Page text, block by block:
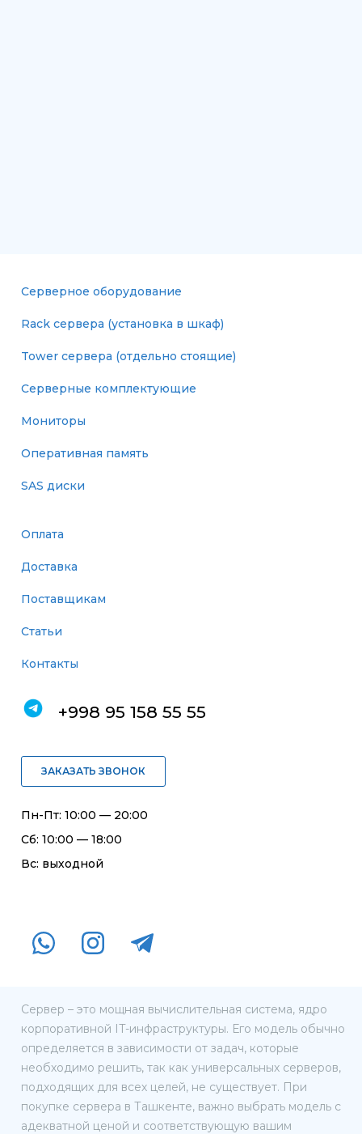
Серверное оборудование
Rack сервера (установка в шкаф)
Tower сервера (отдельно стоящие)
Серверные комплектующие
Мониторы
Оперативная память
SAS диски
Оплата
Доставка
Поставщикам
Статьи
Контакты
+998 95 158 55 55
ЗАКАЗАТЬ ЗВОНОК
Пн-Пт: 10:00 — 20:00
Сб: 10:00 — 18:00
Вс: выходной
Сервер – это мощная вычислительная система, ядро
корпоративной IT-инфраструктуры. Его модель обычно
определяется в зависимости от задач, которые
необходимо решить, так как универсальных серверов,
подходящих для всех целей, не существует. При
покупке сервера в Ташкенте, важно выбрать модель с
адекватной ценой и соответствующую вашим